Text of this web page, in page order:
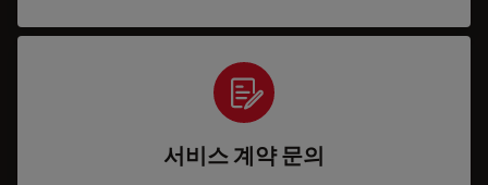
서비스 계약 문의